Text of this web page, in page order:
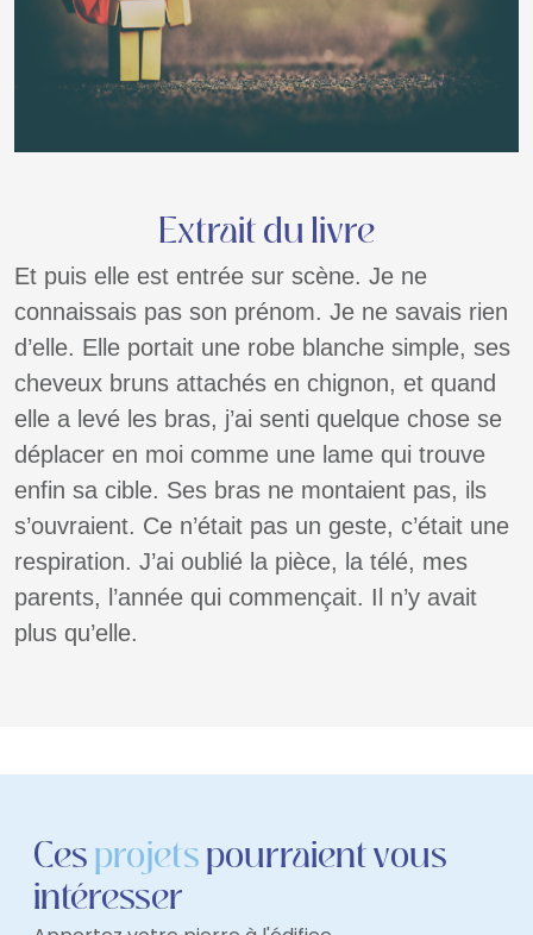
Extrait du livre
Et puis elle est entrée sur scène. Je ne
connaissais pas son prénom. Je ne savais rien
d’elle. Elle portait une robe blanche simple, ses
cheveux bruns attachés en chignon, et quand
elle a levé les bras, j’ai senti quelque chose se
déplacer en moi comme une lame qui trouve
enfin sa cible. Ses bras ne montaient pas, ils
s’ouvraient. Ce n’était pas un geste, c’était une
respiration. J’ai oublié la pièce, la télé, mes
parents, l’année qui commençait. Il n’y avait
plus qu’elle.
Cesprojetspourraient vous
intéresser